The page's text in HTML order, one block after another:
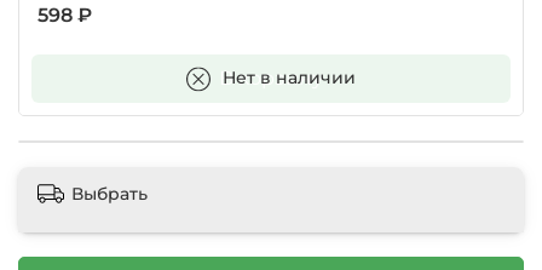
598 ₽
Нет в наличии
В корзину
Выбрать